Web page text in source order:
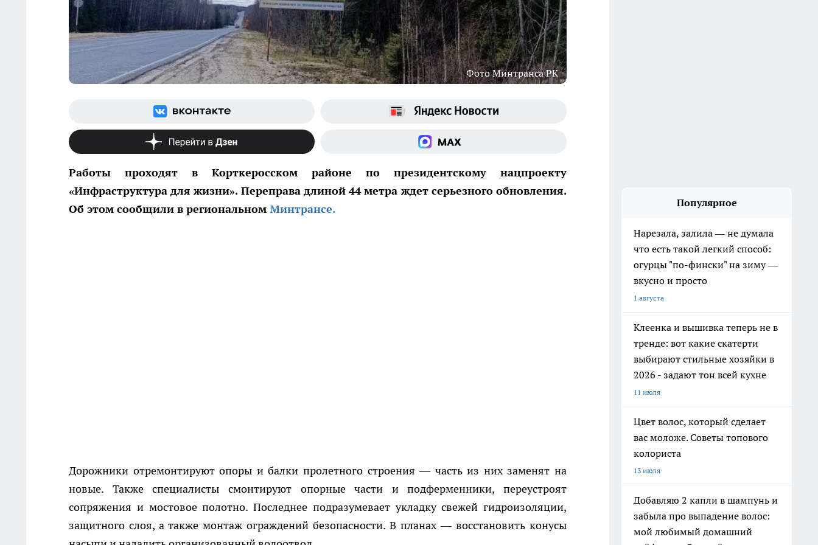
Фото Минтранса РК
Работы проходят в Корткеросском районе по президентскому нацпроекту
«Инфраструктура для жизни». Переправа длиной 44 метра ждет серьезного обновления.
Об этом сообщили в региональном Минтрансе.
Дорожники отремонтируют опоры и балки пролетного строения — часть из них заменят на
новые. Также специалисты смонтируют опорные части и подферменники, переустроят
сопряжения и мостовое полотно. Последнее подразумевает укладку свежей гидроизоляции,
защитного слоя, а также монтаж ограждений безопасности. В планах — восстановить конусы
Популярное
Нарезала, залила — не думала
что есть такой легкий способ:
огурцы "по-фински" на зиму —
вкусно и просто
1 августа
Клеенка и вышивка теперь не в
тренде: вот какие скатерти
выбирают стильные хозяйки в
2026 - задают тон всей кухне
11 июля
Цвет волос, который сделает
вас моложе. Советы топового
колориста
13 июля
Добавляю 2 капли в шампунь и
забыла про выпадение волос:
мой любимый домашний